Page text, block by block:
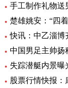
手工制作礼物送
楚雄姚安：“四
中国男足主帅扬